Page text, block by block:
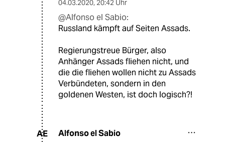
04.03.2020, 20:42 Uhr
@Alfonso el Sabio:
Russland kämpft auf Seiten Assads.
Regierungstreue Bürger, also
Anhänger Assads fliehen nicht, und
die die fliehen wollen nicht zu Assads
Verbündeten, sondern in den
goldenen Westen, ist doch logisch?!
AE Alfonso el Sabio